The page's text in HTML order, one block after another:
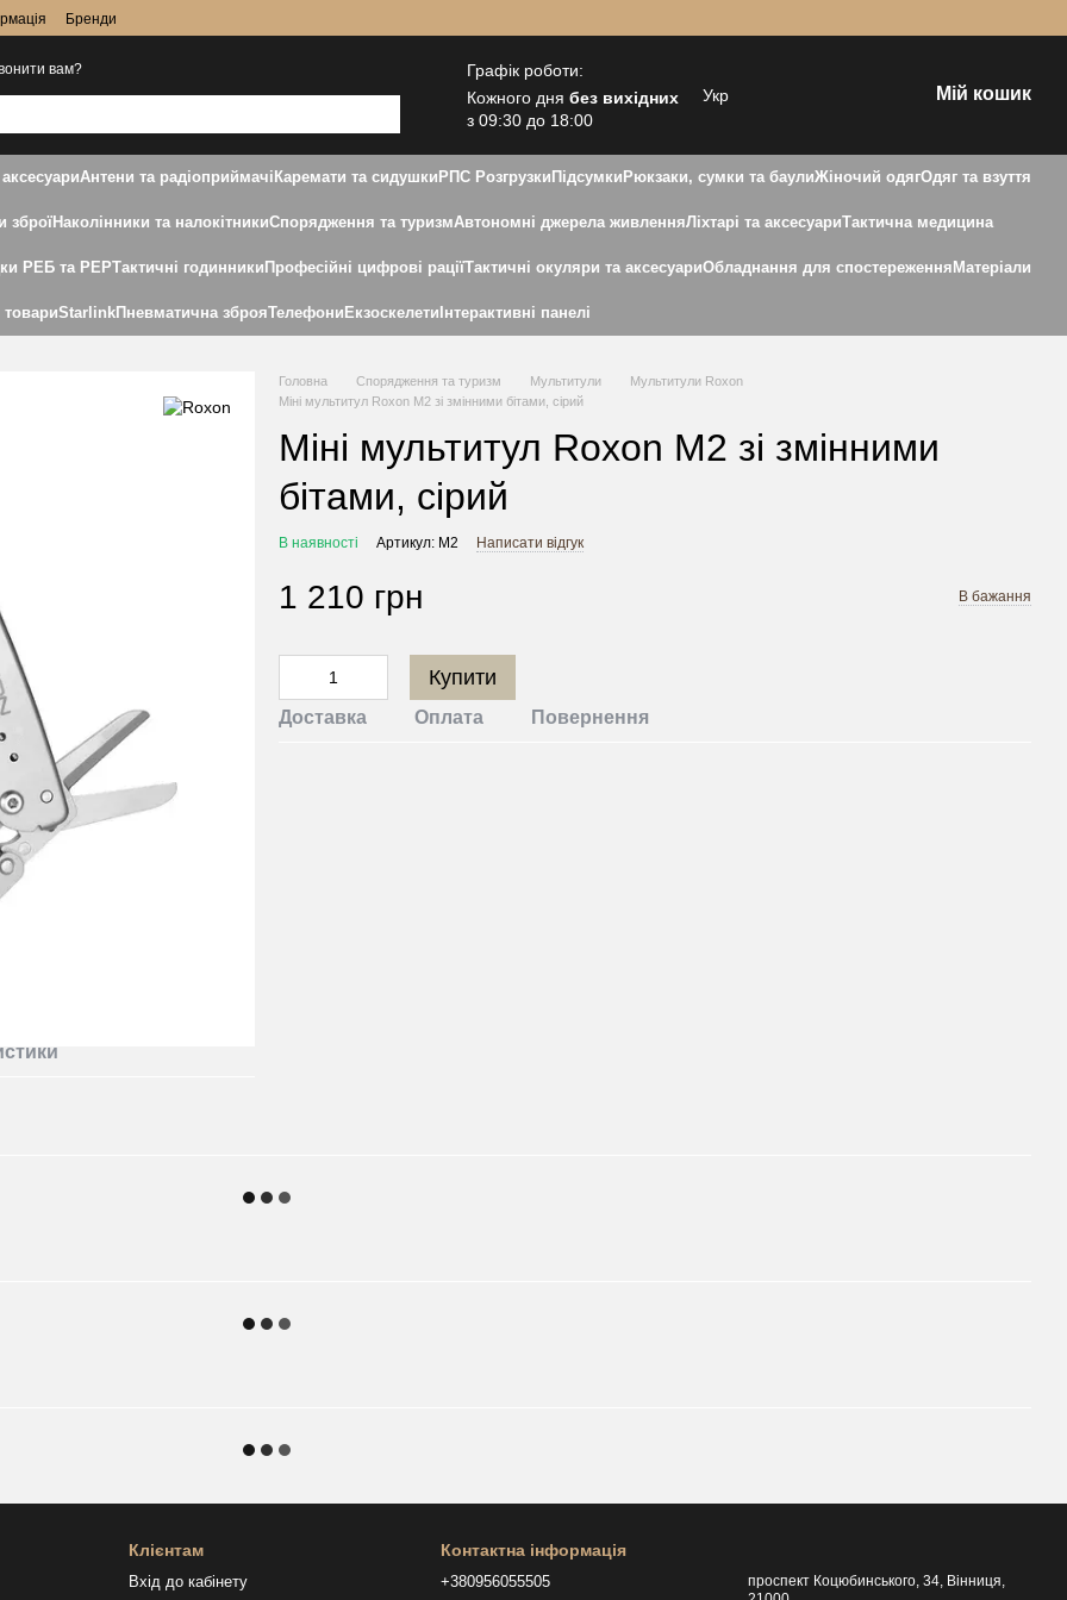
Бренди
вам?
Графік роботи:
Кожного днябез вихідних
з 09:30 до 18:00
Укр Мій кошик
Антени та радіоприймачі Каремати та сидушки РПС Розгрузки Підсумки Рюкзаки, сумки та баулиЖіночий одягОдяг та взуття
зброїНаколінники та налокітникиСпорядження та туризмАвтономні джерела живленняЛіхтарі та аксесуариТактична медицина
РЕБ та РЕРТактичні годинники Професійні цифрові раціїТактичні окуляри та аксесуариОбладнання для спостереження Матеріали
товариStarlinkПневматична зброяТелефони Екзоскелети Інтерактивні панелі
Головна Спорядження та туризм Мультитули
Мультитули Roxon
Міні мультитул Roxon M2 зі змінними бітами, сірий
Міні мультитул Roxon M2 зі змінними
бітами, сірий
В наявності Артикул: M2 Написати відгук
1 210 грн В бажання
Купити
Доставка Оплата Повернення
Клієнтам
Вхід до кабінету
Контактна інформація
+380956055505
проспект Коцюбинського, 34, Вінниця,